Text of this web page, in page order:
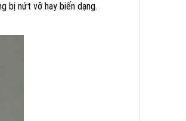
bị nứt vỡ hay biến dạng.